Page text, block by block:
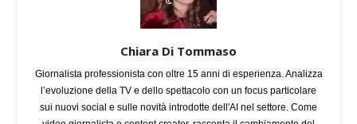
Chiara Di Tommaso
Giornalista professionista con oltre 15 anni di esperienza. Analizza
l’evoluzione della TV e dello spettacolo con un focus particolare
sui nuovi social e sulle novità introdotte dell'AI nel settore. Come